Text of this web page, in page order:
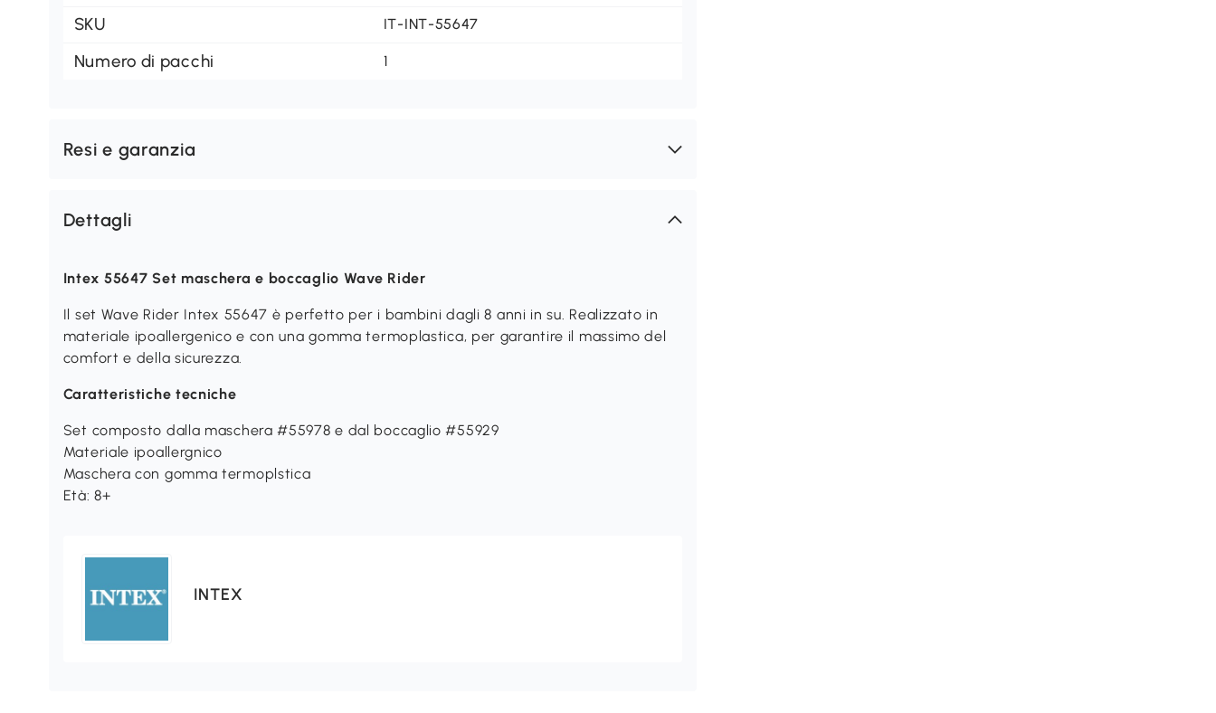
SKU IT-INT-55647
Numero di pacchi 1
Resi e garanzia
Dettagli
Intex 55647 Set maschera e boccaglio Wave Rider
Il set Wave Rider Intex 55647 è perfetto per i bambini dagli 8 anni in su. Realizzato in
materiale ipoallergenico e con una gomma termoplastica, per garantire il massimo del
comfort e della sicurezza.
Caratteristiche tecniche
Set composto dalla maschera #55978 e dal boccaglio #55929
Materiale ipoallergnico
Maschera con gomma termoplstica
Età: 8+
INTEX